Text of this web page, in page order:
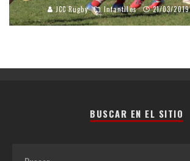
JCC Rugby Infantiles 21/03/2019
BUSCAR EN EL SITIO